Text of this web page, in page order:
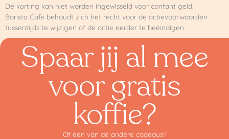
De korting kan niet worden ingewisseld voor contant geld.
Barista Cafe behoudt zich het recht voor de actievoorwaarden
tussentijds te wijzigen of de actie eerder te beëindigen
Spaar jij al mee
voor gratis
koffie?
Of één van de andere cadeaus?